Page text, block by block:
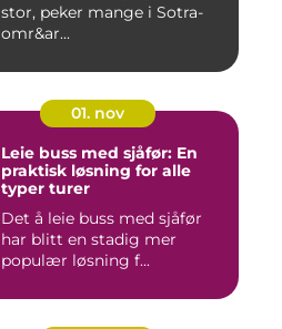
stor, peker mange i Sotra-
omr&ar...
01. nov
Leie buss med sjåfør: En
praktisk løsning for alle
typer turer
Det å leie buss med sjåfør
har blitt en stadig mer
populær løsning f...